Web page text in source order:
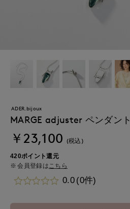
ADER.bijoux
MARGE adjuster ペンダント
￥23,100 (税込)
420ポイント還元
会員登録は こちら
0.0 (0件)